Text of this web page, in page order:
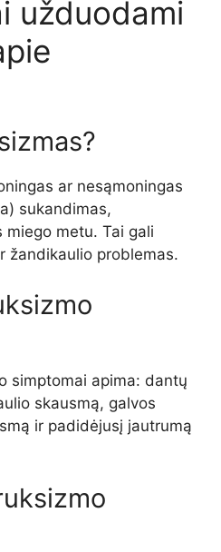
užduodami
ar nesąmoningas
sukandimas,
metu. Tai gali
žandikaulio problemas.
simptomai apima: dantų
skausmą, galvos
ir padidėjusį jautrumą